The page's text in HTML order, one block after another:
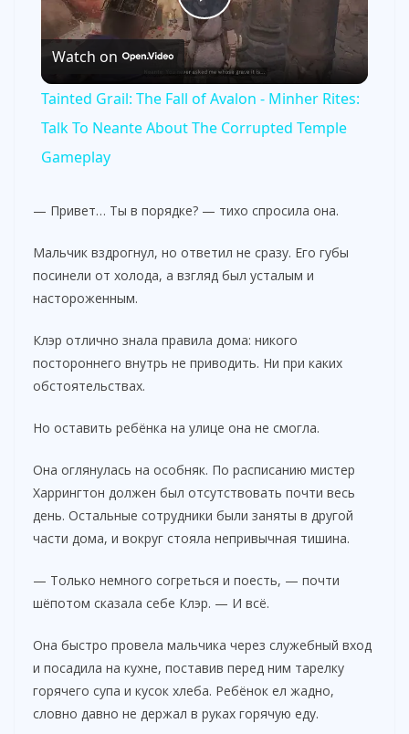
P
l
a
i
d
Watch on
Tainted Grail: The Fall of Avalon - Minher Rites:
Talk To Neante About The Corrupted Temple
Gameplay
— Привет… Ты в порядке? — тихо спросила она.
Мальчик вздрогнул, но ответил не сразу. Его губы
посинели от холода, а взгляд был усталым и
настороженным.
Клэр отлично знала правила дома: никого
постороннего внутрь не приводить. Ни при каких
обстоятельствах.
Но оставить ребёнка на улице она не смогла.
Она оглянулась на особняк. По расписанию мистер
Харрингтон должен был отсутствовать почти весь
день. Остальные сотрудники были заняты в другой
части дома, и вокруг стояла непривычная тишина.
— Только немного согреться и поесть, — почти
шёпотом сказала себе Клэр. — И всё.
Она быстро провела мальчика через служебный вход
и посадила на кухне, поставив перед ним тарелку
горячего супа и кусок хлеба. Ребёнок ел жадно,
словно давно не держал в руках горячую еду.